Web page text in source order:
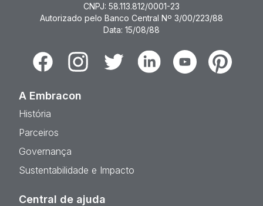
CNPJ: 58.113.812/0001-23
Autorizado pelo Banco Central Nº 3/00/223/88
Data: 15/08/88
FacebookInstagramTwitter LinkedinYoutubePinterest
A Embracon
História
Parceiros
Governança
Sustentabilidade e Impacto
Central de ajuda